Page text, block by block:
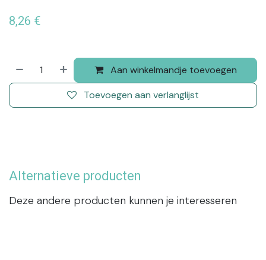
8,26 €
Aan winkelmandje toevoegen
Toevoegen aan verlanglijst
Alternatieve producten
Deze andere producten kunnen je interesseren